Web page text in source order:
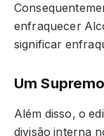
enfraquecer
significar
Um
Além disso, o
divisão interna